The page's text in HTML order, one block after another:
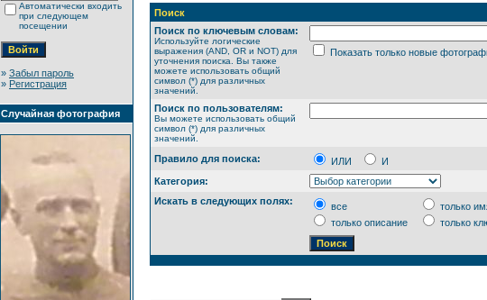
Автоматически входить
при следующем
посещении
» Забыл пароль
» Регистрация
Случайная фотография
Поиск
Поиск по ключевым словам:
Используйте логические
выражения (AND, OR и NOT) для
уточнения поиска. Вы также
можете использовать общий
символ (*) для различных
значений.
Показать только новые
Поиск по пользователям:
Вы можете использовать общий
символ (*) для различных
значений.
Правило для поиска: ИЛИ
И
Категория:
Искать в следующих полях:
все
только
только описание
только